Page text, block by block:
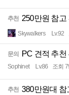
추천 250만원 참고
Skywalkers Lv.92
문의 PC 견적 추
Sophinet Lv.86 조회
추천 380만원대 참